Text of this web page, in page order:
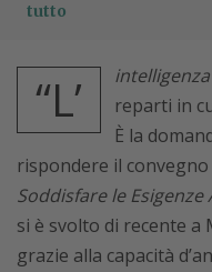
tutto
“L’
reparti in
È la
rispondere il convegno
Soddisfare le
si è svolto di recente a
grazie alla capacità